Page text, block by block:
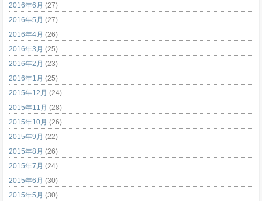
2016年6月 (27)
2016年5月 (27)
2016年4月 (26)
2016年3月 (25)
2016年2月 (23)
2016年1月 (25)
2015年12月 (24)
2015年11月 (28)
2015年10月 (26)
2015年9月 (22)
2015年8月 (26)
2015年7月 (24)
2015年6月 (30)
2015年5月 (30)